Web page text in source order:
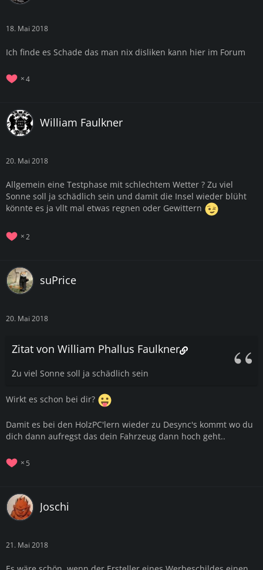
18. Mai 2018
Ich finde es Schade das man nix disliken kann hier im Forum
4
William Faulkner
20. Mai 2018
Allgemein eine Testphase mit schlechtem Wetter ? Zu viel
Sonne soll ja schädlich sein und damit die Insel wieder blüht
könnte es ja vllt mal etwas regnen oder Gewittern
2
suPrice
20. Mai 2018
Zitat von William Phallus Faulkner
Zu viel Sonne soll ja schädlich sein
Wirkt es schon bei dir?
Damit es bei den HolzPC'lern wieder zu Desync's kommt wo du
dich dann aufregst das dein Fahrzeug dann hoch geht..
5
Joschi
21. Mai 2018